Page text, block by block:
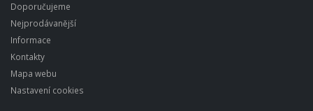
Doporučujeme
Nejprodávanější
Informace
Kontakty
Mapa webu
Nastavení cookies